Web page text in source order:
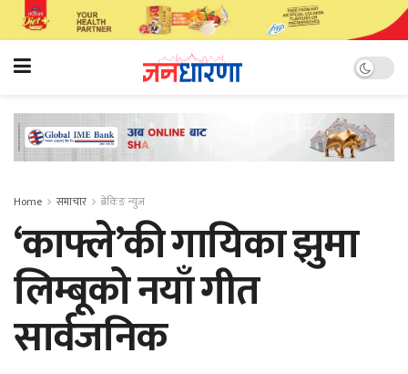
Home समाचार ब्रेकिङ न्युज
‘काफ्ले’की गायिका झुमा
लिम्बूको नयाँ गीत
सार्वजनिक